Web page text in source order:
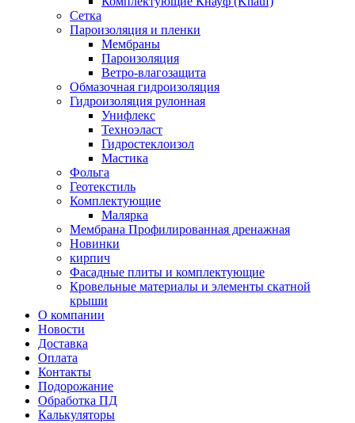
Сетка
Пароизоляция и пленки
Мембраны
Пароизоляция
Ветро-влагозащита
Обмазочная гидроизоляция
Гидроизоляция рулонная
Унифлекс
Техноэласт
Гидростеклоизол
Мастика
Фольга
Геотекстиль
Комплектующие
Малярка
Мембрана Профилированная дренажная
Новинки
кирпич
Фасадные плиты и комплектующие
Кровельные материалы и элементы скатной
крыши
О компании
Новости
Доставка
Оплата
Контакты
Подорожание
Обработка ПД
Калькуляторы